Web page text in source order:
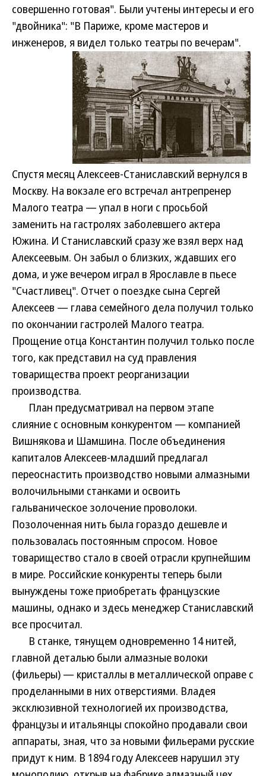
совершенно готовая". Были учтены интересы и его
"двойника": "В Париже, кроме мастеров и
инженеров, я видел только театры по вечерам".
Спустя месяц Алексеев-Станиславский вернулся в
Москву. На вокзале его встречал антрепренер
Малого театра — упал в ноги с просьбой
заменить на гастролях заболевшего актера
Южина. И Станиславский сразу же взял верх над
Алексеевым. Он забыл о близких, ждавших его
дома, и уже вечером играл в Ярославле в пьесе
"Счастливец". Отчет о поездке сына Сергей
Алексеев — глава семейного дела получил только
по окончании гастролей Малого театра.
Прощение отца Константин получил только после
того, как представил на суд правления
товарищества проект реорганизации
производства.
План предусматривал на первом этапе
слияние с основным конкурентом — компанией
Вишнякова и Шамшина. После объединения
капиталов Алексеев-младший предлагал
переоснастить производство новыми алмазными
волочильными станками и освоить
гальваническое золочение проволоки.
Позолоченная нить была гораздо дешевле и
пользовалась постоянным спросом. Новое
товарищество стало в своей отрасли крупнейшим
в мире. Российские конкуренты теперь были
вынуждены тоже приобретать французские
машины, однако и здесь менеджер Станиславский
все просчитал.
В станке, тянущем одновременно 14 нитей,
главной деталью были алмазные волоки
(фильеры) — кристаллы в металлической оправе с
проделанными в них отверстиями. Владея
эксклюзивной технологией их производства,
французы и итальянцы спокойно продавали свои
аппараты, зная, что за новыми фильерами русские
придут к ним. В 1894 году Алексеев нарушил эту